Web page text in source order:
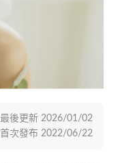
最後更新 2026/01/02
首次發布 2022/06/22